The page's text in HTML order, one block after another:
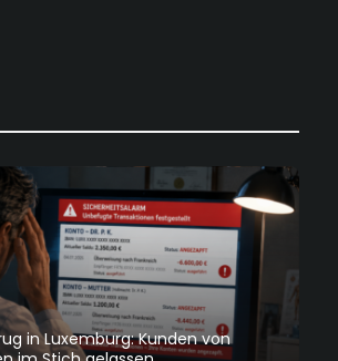
in Luxemburg: Kunden von